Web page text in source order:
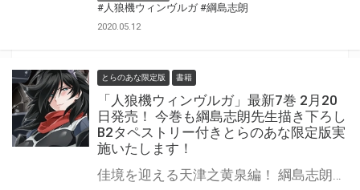
#人狼機ウィンヴルガ #綱島志朗
2020.05.12
とらのあな限定版 書籍
「人狼機ウィンヴルガ」最新7巻 2月20
日発売！ 今巻も綱島志朗先生描き下ろし
B2タペストリー付きとらのあな限定版実
施いたします！